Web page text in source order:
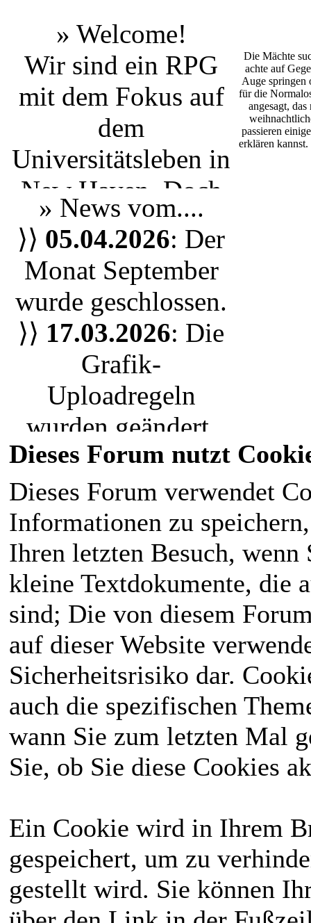
» Welcome!
Wir sind ein RPG
mit dem Fokus auf
dem
Universitätsleben in
New Haven . Doch
egal ob du einen
Studenten aus Yale
spielen möchtest
oder nur einen
Bewohner der Stadt
jeder ist herzlich
eingeladen unserem
RPG Leben
einzuhauchen. Die
magische Welt liegt
für den
Normalbürger im
Verborgenen.
Deswegen kann
man bei uns sowohl
Reallifespielen, als
auch Menschen mit
besonderen
Fähigkeiten. Du
solltest dafür das
18. Lebensjahr
abgeschlossen
haben und reichlich
Die Mächte
achte auf
Auge springen
für die
angesagt,
passieren
erklären
» News vom....
⟩⟩ 05.04.2026: Der
Monat September
wurde geschlossen.
⟩⟩ 17.03.2026: Die
Grafik-
Uploadregeln
wurden geändert.
Wir nutzen nun das
Uploadsystem. Bitte
ladet eure Grafiken
neu hoch.
⟩⟩28.02.2026:
Aktivitätsregeln
wurden festgehalten
und ab heute gibt es
jeden Monat eine
Whitelist.
⟩⟩27.01.2026: Das
wurde einmal
überarbeitet, bitte
schaut erneut
Dieses Forum nutzt
Dieses Forum verwendet
Informationen zu
Ihren letzten Besuch,
kleine Textdokumente, die
sind; Die von diesem
auf dieser Website
Sicherheitsrisiko dar.
auch die spezifischen
wann Sie zum letzten Mal
Sie, ob Sie diese Cookies
Ein Cookie wird in Ihrem
gespeichert, um zu
gestellt wird. Sie können